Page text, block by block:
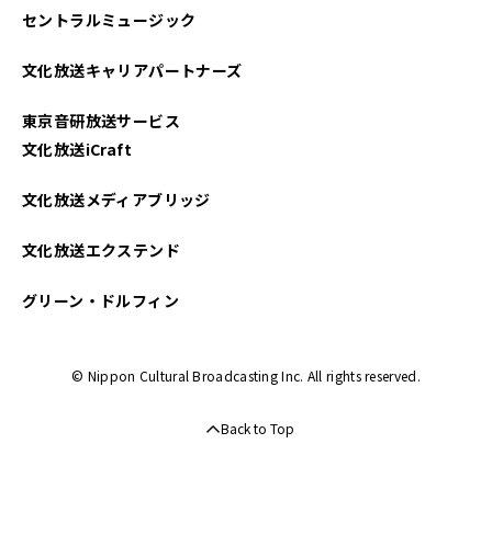
セントラルミュージック
文化放送キャリアパートナーズ
東京音研放送サービス
文化放送iCraft
文化放送メディアブリッジ
文化放送エクステンド
グリーン・ドルフィン
© Nippon Cultural Broadcasting Inc. All rights reserved.
Back to Top